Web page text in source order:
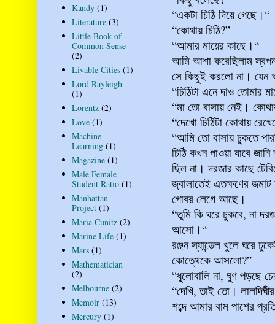
“একটা চিঠি দিয়ে গেছে।“
“কোথায় চিঠি?”
“আমার মায়ের কাছে।“
আমি আশা করেছিলাম
সে কিছুই করলো না। যেন
“চিঠিটা এনে দাও তোমার
“মা তো বাসায় নেই।
“দেখো চিঠিটা কোথায়
“আমি তো বাসায় ঢুকতে
চিঠি কখন পাওয়া যাবে
ছিল না। দরজার কাছে
জ্বালাতেই এতক্ষণের জমাট
গোবর লেগে আছে।
“তুমি কি ঘরে ঢুকবে, না
আসো।“
রঞ্জন স্যান্ডেল খুলে ঘরে
কোত্থেকে আসলো?”
“ধুলোবালি না, ঘুণ পড়ছে
“দেখি, তাই তো।
শব্দে আমার বাম পাশের
Kandy (1)
Literature (3)
Little Book of
Common Sense
(2)
Livable Cities (1)
Lord Rayleigh
(1)
Lorentz (2)
Love (1)
Machine
Learning (1)
Magazine (1)
Male Female
Student Ratio (1)
Manhattan
Project (1)
Maria Cunitz (2)
Marine Life (1)
Mars (1)
Mathematician
(2)
Melbourne (2)
Memoir (13)
Mercury (1)